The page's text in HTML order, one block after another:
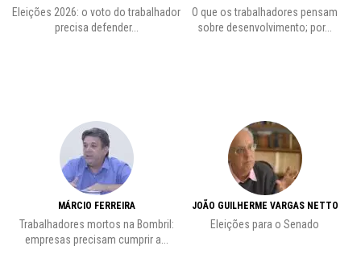
Eleições 2026: o voto do trabalhador
precisa defender...
MÁRCIO FERREIRA
Trabalhadores mortos na Bombril:
empresas precisam cumprir a...
O que os trabalhadores pensam
sobre desenvolvimento; por...
JOÃO GUILHERME VARGAS NETTO
Eleições para o Senado